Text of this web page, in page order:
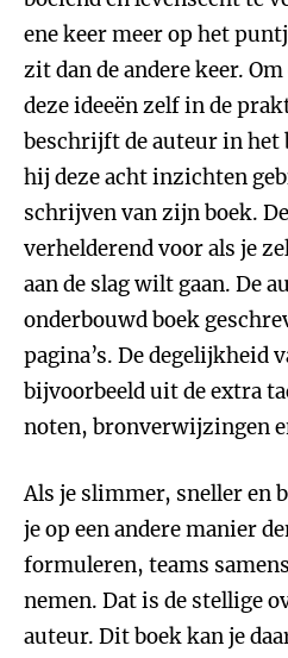
ene keer meer op het
zit dan de andere keer.
deze ideeën zelf in de
beschrijft de auteur in
hij deze acht inzichten
schrijven van zijn boek.
verhelderend voor als je
aan de slag wilt gaan. De
onderbouwd boek
pagina’s. De degelijkheid
bijvoorbeeld uit de extra
noten, bronverwijzingen
Als je slimmer, sneller en
je op een andere manier
formuleren, teams
nemen. Dat is de stellige
auteur. Dit boek kan je